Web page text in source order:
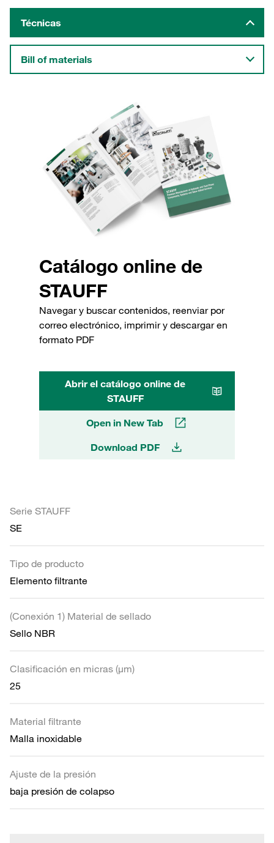
Técnicas
Bill of materials
Catálogo online de
STAUFF
Navegar y buscar contenidos, reenviar por
correo electrónico, imprimir y descargar en
formato PDF
Abrir el catálogo online de
STAUFF
Open in New Tab
Download PDF
Serie STAUFF
SE
Tipo de producto
Elemento filtrante
(Conexión 1) Material de sellado
Sello NBR
Clasificación en micras (µm)
25
Material filtrante
Malla inoxidable
Ajuste de la presión
baja presión de colapso